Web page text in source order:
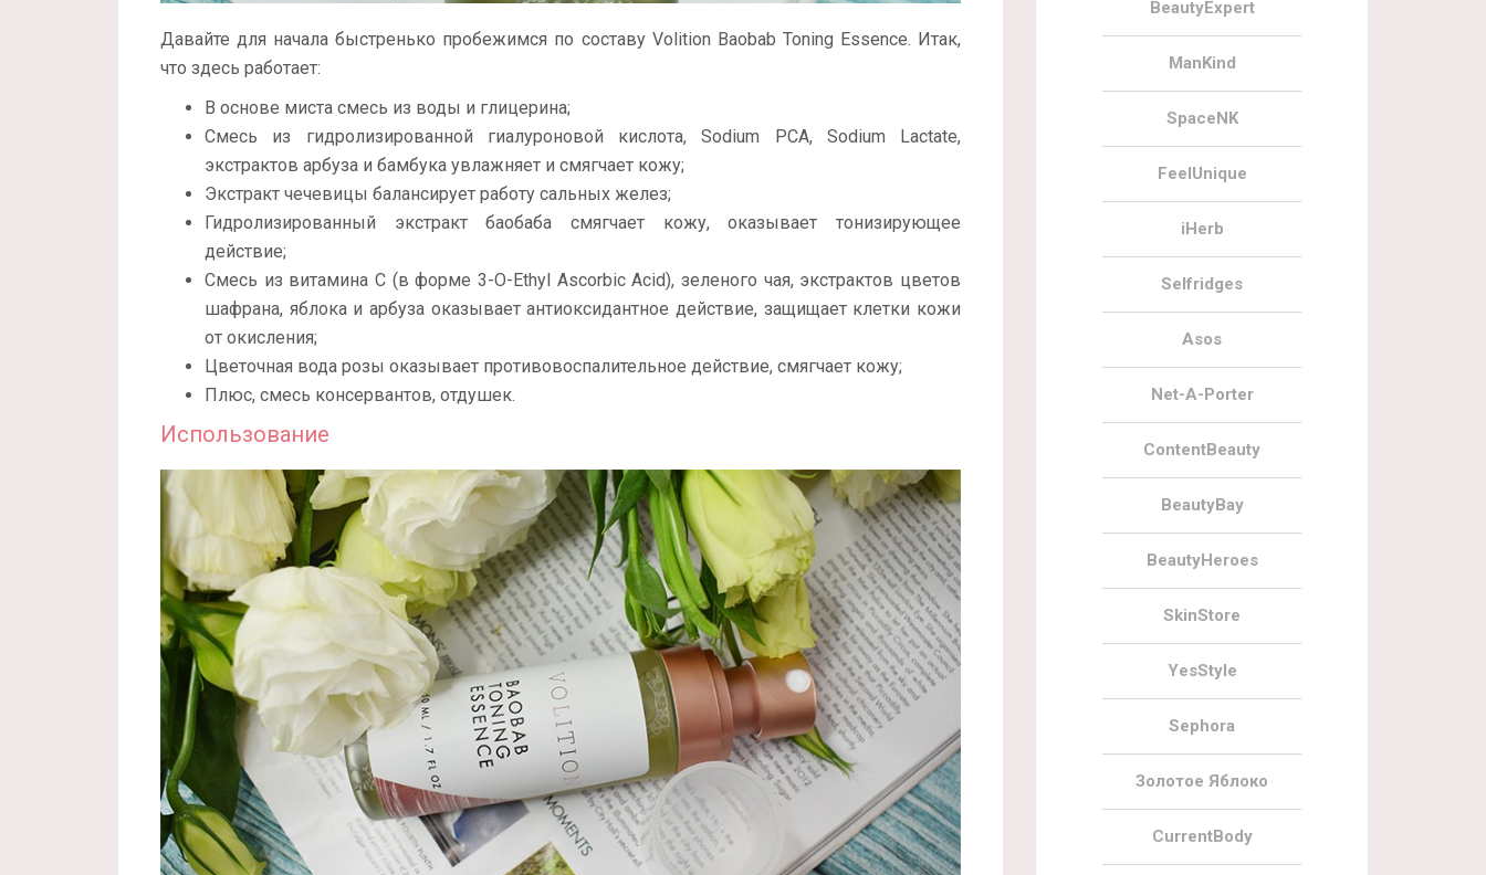
Давайте для начала быстренько пробежимся по составу Volition Baobab Toning Essence. Итак,
что здесь работает:
В основе миста смесь из воды и глицерина;
Смесь из гидролизированной гиалуроновой кислота, Sodium PCA, Sodium Lactate,
экстрактов арбуза и бамбука увлажняет и смягчает кожу;
Экстракт чечевицы балансирует работу сальных желез;
Гидролизированный экстракт баобаба смягчает кожу, оказывает тонизирующее
действие;
Смесь из витамина С (в форме 3-O-Ethyl Ascorbic Acid), зеленого чая, экстрактов цветов
шафрана, яблока и арбуза оказывает антиоксидантное действие, защищает клетки кожи
от окисления;
Цветочная вода розы оказывает противовоспалительное действие, смягчает кожу;
Плюс, смесь консервантов, отдушек.
Использование
BeautyExpert
ManKind
SpaceNK
FeelUnique
iHerb
Selfridges
Asos
Net-A-Porter
ContentBeauty
BeautyBay
BeautyHeroes
SkinStore
YesStyle
Sephora
Золотое Яблоко
CurrentBody